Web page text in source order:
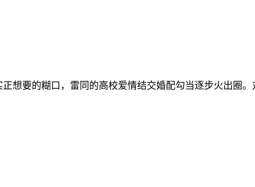
想要的糊口，雷同的高校爱情结交婚配勾当逐步火出圈